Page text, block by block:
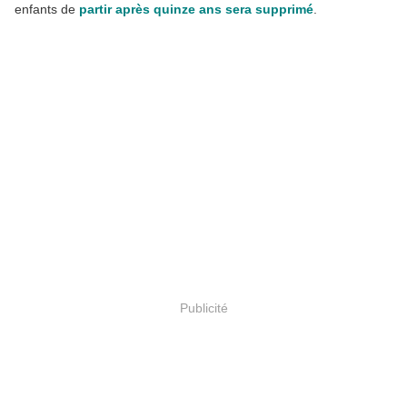
enfants de partir après quinze ans sera supprimé
Publicité